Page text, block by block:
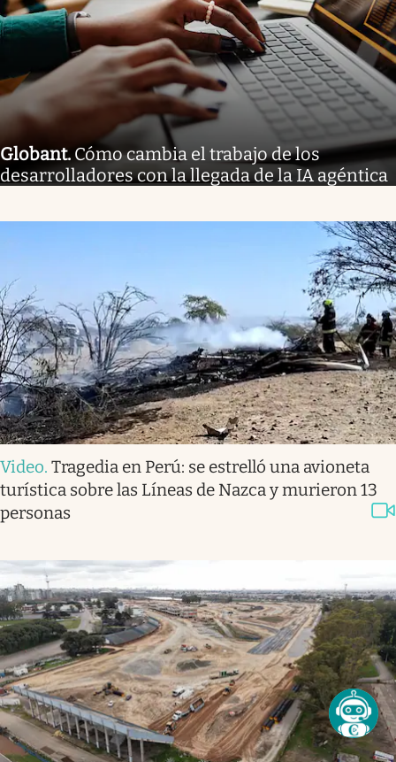
Globant. Cómo cambia el trabajo de los
desarrolladores con la llegada de la IA agéntica
Video. Tragedia en Perú: se estrelló una avioneta
turística sobre las Líneas de Nazca y murieron 13
personas